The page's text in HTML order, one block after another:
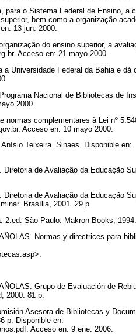
para o Sistema Federal de Ensino, a
bem como a organização
13 jun. 2000.
do ensino superior, a
Acceso en: 21 mayo 2000.
Universidade Federal da Bahia e dá
Nacional de Bibliotecas de
2000.
complementares à Lei nº
Acceso en: 10 mayo 2000.
Teixeira. Sinaes. Disponible en:
de Avaliação da Educação
de Avaliação da Educação
Brasília, 2001. 29 p.
São Paulo: Makron Books,
Normas y directrices para
Grupo de Evaluación de
2000. 81 p.
Asesora de Bibliotecas y
p. Disponible en:
Acceso en: 9 ene. 2006.